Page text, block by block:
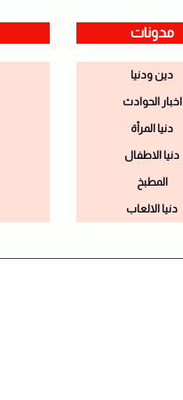
مدونات
دين ودنيا
اخبار الحوادث
دنيا المرأة
دنيا الاطفال
المطبخ
دنيا الالعاب